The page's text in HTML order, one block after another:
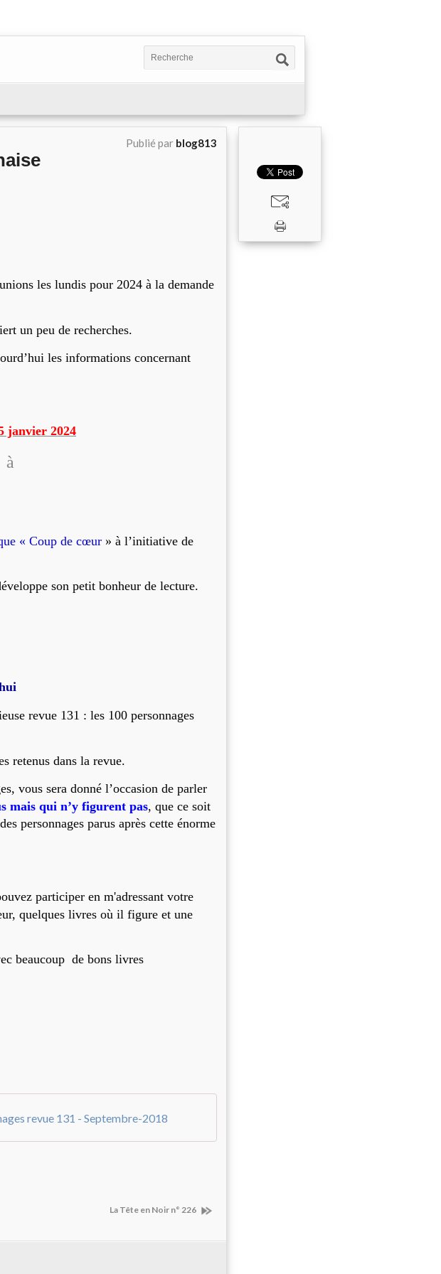
Publié par blog813
les lundis pour 2024 à la demande
un peu de recherches.
les informations concernant
janvier 2024
à
« Coup de cœur » à l’initiative de
son petit bonheur de lecture.
revue 131 : les 100 personnages
retenus dans la revue.
vous sera donné l’occasion de parler
mais qui n’y figurent pas, que ce soit
personnages parus après cette énorme
participer en m'adressant votre
quelques livres où il figure et une
beaucoup de bons livres
revue 131 - Septembre-2018
La Tête en Noir n° 226